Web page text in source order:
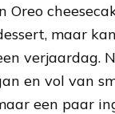
Oreo
maar
verjaardag.
en vol van
een paar